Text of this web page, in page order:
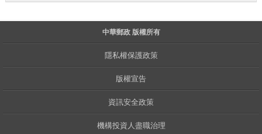
中華郵政 版權所有
隱私權保護政策
版權宣告
資訊安全政策
機構投資人盡職治理